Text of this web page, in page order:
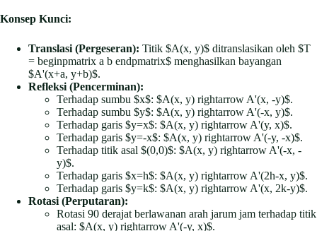
Konsep Kunci:
Translasi (Pergeseran): Titik $A(x, y)$ ditranslasikan oleh $T
= beginpmatrix a b endpmatrix$ menghasilkan bayangan
$A'(x+a, y+b)$.
Refleksi (Pencerminan):
Terhadap sumbu $x$: $A(x, y) rightarrow A'(x, -y)$.
Terhadap sumbu $y$: $A(x, y) rightarrow A'(-x, y)$.
Terhadap garis $y=x$: $A(x, y) rightarrow A'(y, x)$.
Terhadap garis $y=-x$: $A(x, y) rightarrow A'(-y, -x)$.
Terhadap titik asal $(0,0)$: $A(x, y) rightarrow A'(-x, -
y)$.
Terhadap garis $x=h$: $A(x, y) rightarrow A'(2h-x, y)$.
Terhadap garis $y=k$: $A(x, y) rightarrow A'(x, 2k-y)$.
Rotasi (Perputaran):
Rotasi 90 derajat berlawanan arah jarum jam terhadap titik
asal: $A(x, y) rightarrow A'(-y, x)$.